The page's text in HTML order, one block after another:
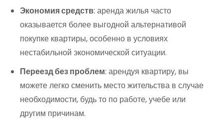
Экономия средств: аренда жилья часто
оказывается более выгодной альтернативой
покупке квартиры, особенно в условиях
нестабильной экономической ситуации.
Переезд без проблем: арендуя квартиру, вы
можете легко сменить место жительства в случае
необходимости, будь то по работе, учебе или
другим причинам.